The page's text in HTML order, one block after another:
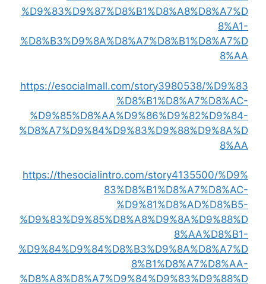
%D9%83%D9%87%D8%B1%D8%A8%D8%A7%D
8%A1-
%D8%B3%D9%8A%D8%A7%D8%B1%D8%A7%D
8%AA
https://esocialmall.com/story3980538/%D9%83
%D8%B1%D8%A7%D8%AC-
%D9%85%D8%AA%D9%86%D9%82%D9%84-
%D8%A7%D9%84%D9%83%D9%88%D9%8A%D
8%AA
https://thesocialintro.com/story4135500/%D9%
83%D8%B1%D8%A7%D8%AC-
%D9%81%D8%AD%D8%B5-
%D9%83%D9%85%D8%A8%D9%8A%D9%88%D
8%AA%D8%B1-
%D9%84%D9%84%D8%B3%D9%8A%D8%A7%D
8%B1%D8%A7%D8%AA-
%D8%A8%D8%A7%D9%84%D9%83%D9%88%D